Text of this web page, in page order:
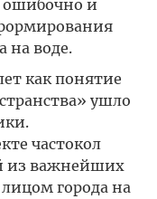
ошибочно и
на воде.
как понятие
ушло
частокол
из важнейших
города на